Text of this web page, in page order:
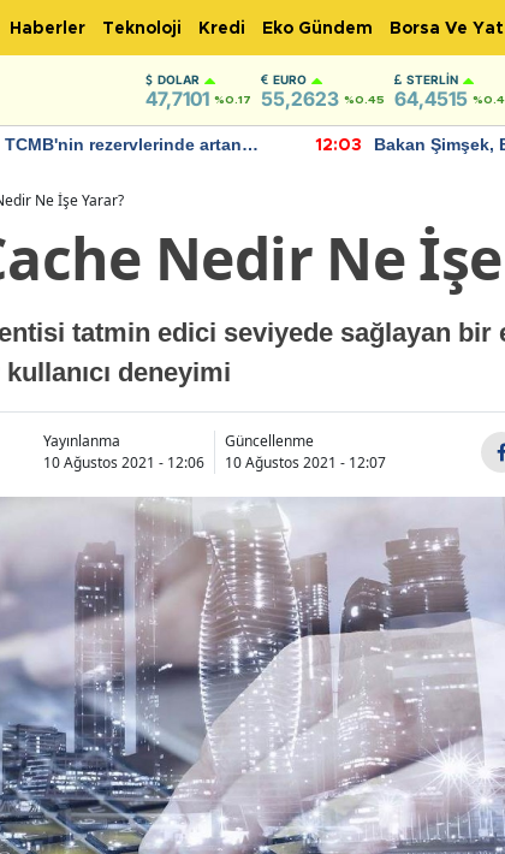
Haberler Teknoloji Kredi Eko Gündem Borsa Ve
DOLAR
47,7101 %0.17
EURO
55,2623 %0.45
STERLIN
64,4515
TCMB'nin rezervlerinde artan
12:03
Bakan Şimşek,
Ne İşe Yarar?
Nedir Ne
tatmin edici seviyede sağlayan bir
deneyimi
Yayınlanma
10 Ağustos 2021 - 12:06
Güncellenme
10 Ağustos 2021 - 12:07